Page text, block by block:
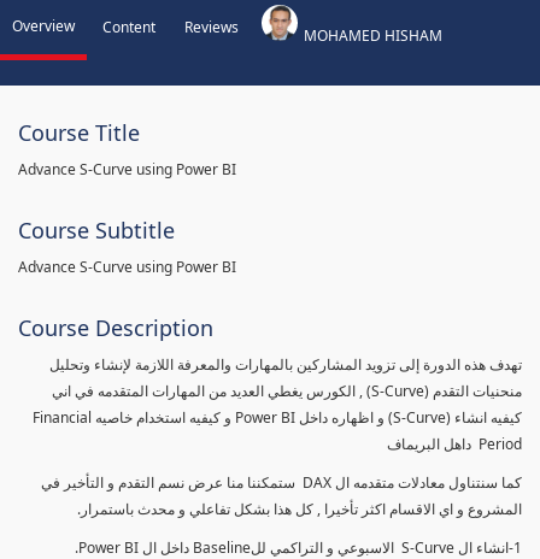
Overview Content Reviews MOHAMED HISHAM
Course Title
Advance S-Curve using Power BI
Course Subtitle
Advance S-Curve using Power BI
Course Description
تهدف هذه الدورة إلى تزويد المشاركين بالمهارات والمعرفة اللازمة لإنشاء وتحليل
منحنيات التقدم (S-Curve) , الكورس يغطي العديد من المهارات المتقدمه في اني
كيفيه انشاء (S-Curve) و اظهاره داخل Power BI و كيفيه استخدام خاصيه Financial
Period داهل البريماف
كما سنتناول معادلات متقدمه ال DAX ستمكننا منا عرض نسم التقدم و التأخير في
المشروع و اي الاقسام اكثر تأخيرا , كل هذا بشكل تفاعلي و محدث باستمرار.
1-انشاء ال S-Curve الاسبوعي و التراكمي للBaseline داخل ال Power BI.